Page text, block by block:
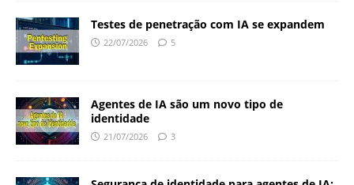
Testes de penetração com IA se expandem
22/07/2026 5
Agentes de IA são um novo tipo de
identidade
21/07/2026 3